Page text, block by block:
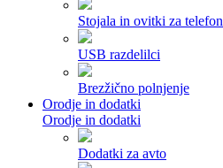
Stojala in ovitki za telefon
USB razdelilci
Brezžično polnjenje
Orodje in dodatki
Orodje in dodatki
Dodatki za avto